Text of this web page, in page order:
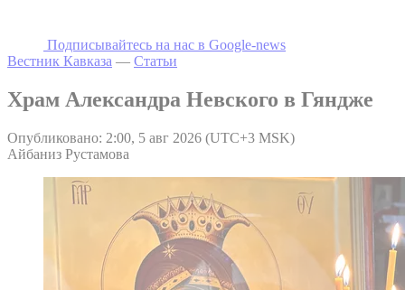
Подписывайтесь на наc в Google-news
Вестник Кавказа — Статьи
Храм Александра Невского в Гяндже
Опубликовано: 2:00, 5 авг 2026 (UTC+3 MSK)
Айбаниз Рустамова